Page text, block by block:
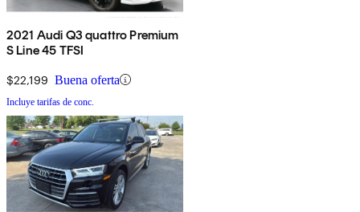
2021 Audi Q3 quattro Premium
S Line 45 TFSI
$22,199 Buena oferta
Incluye tarifas de conc.